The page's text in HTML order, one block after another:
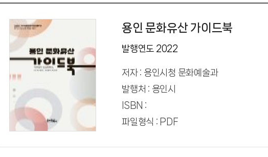
용인 문화유산 가이드북
발행연도 2022
저자 : 용인시청 문화예술과
발행처 : 용인시
ISBN :
파일형식 : PDF